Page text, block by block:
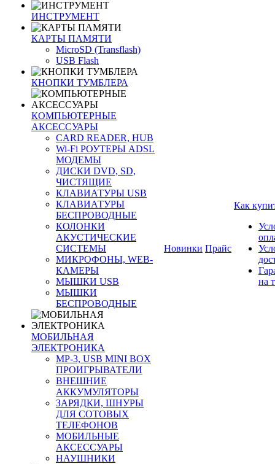
ИНСТРУМЕНТ
КАРТЫ ПАМЯТИ
MicroSD (Transflash)
USB Flash
КНОПКИ ТУМБЛЕРА
КОМПЬЮТЕРНЫЕ
АКСЕССУАРЫ
CARD READER, HUB
Wi-Fi РОУТЕРЫ ADSL
МОДЕМЫ
ДИСКИ DVD, SD,
ЧИСТЯЩИЕ
КЛАВИАТУРЫ USB
КЛАВИАТУРЫ
БЕСПРОВОДНЫЕ
КОЛОНКИ
АКУСТИЧЕСКИЕ
СИСТЕМЫ
МИКРОФОНЫ, WEB-
КАМЕРЫ
МЫШКИ USB
МЫШКИ
БЕСПРОВОДНЫЕ
МОБИЛЬНАЯ
ЭЛЕКТРОНИКА
MP-3, USB MINI BOX
ПРОИГРЫВАТЕЛИ
ВНЕШНИЕ
АККУМУЛЯТОРЫ
ЗАРЯДКИ, ШНУРЫ
ДЛЯ СОТОВЫХ
ТЕЛЕФОНОВ
МОБИЛЬНЫЕ
АКСЕССУАРЫ
НАУШНИКИ
Новинки Прайс
Как
на